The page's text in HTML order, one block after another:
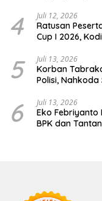
4 Juli 12, 2026
Ratusan
Cup I 2026,
5 Juli 13, 2026
Korban
Polisi,
6 Juli 13, 2026
Eko Febriyanto
BPK dan